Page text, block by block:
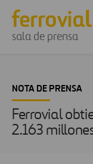
sala de prensa
NOTA DE PRENSA
Ferrovial
2.163